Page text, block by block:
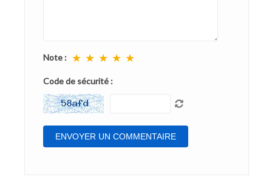
Note : ★ ★ ★ ★ ★
Code de sécurité :